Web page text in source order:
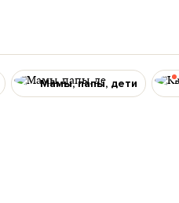
Мамы, папы, дети